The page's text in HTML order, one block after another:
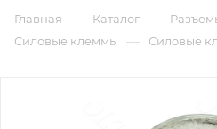
Главная — Каталог —
Силовые клеммы — Силовые